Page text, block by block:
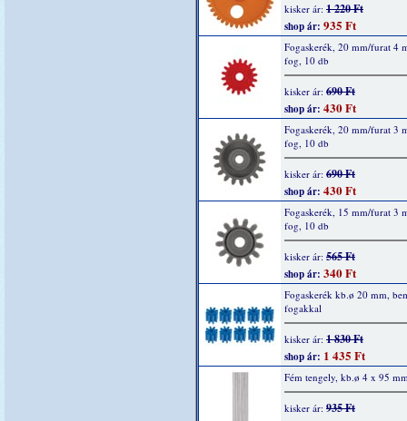
kisker ár: 1 220 Ft
shop ár: 935 Ft
Fogaskerék, 20 mm/furat 4
fog, 10 db
kisker ár: 690 Ft
shop ár: 430 Ft
Fogaskerék, 20 mm/furat 3
fog, 10 db
kisker ár: 690 Ft
shop ár: 430 Ft
Fogaskerék, 15 mm/furat 3
fog, 10 db
kisker ár: 565 Ft
shop ár: 340 Ft
Fogaskerék kb.ø 20 mm,
fogakkal
kisker ár: 1 830 Ft
shop ár: 1 435 Ft
Fém tengely, kb.ø 4 x 95
kisker ár: 935 Ft